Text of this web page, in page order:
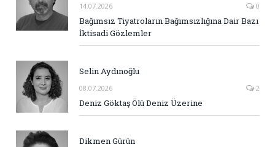
14.07.2026 0
Bağımsız Tiyatroların Bağımsızlığına Dair Bazı
İktisadi Gözlemler
Selin Aydınoğlu
08.07.2026 2
Deniz Göktaş Ölü Deniz Üzerine
Dikmen Gürün